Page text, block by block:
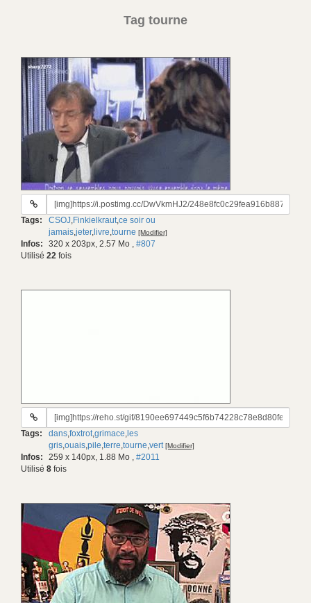
Tag tourne
URL
gif:
Tags: CSOJ,Finkielkraut,ce soir ou
jamais,jeter, livre,tourne [Modifier]
Infos: 320 x 203px, 2.57 Mo , #807
Utilisé 22 fois
URL
gif:
Tags: dans,foxtrot,grimace, les
gris,ouais,pile,terre,tourne,vert [Modifier]
Infos: 259 x 140px, 1.88 Mo , #2011
Utilisé 8 fois